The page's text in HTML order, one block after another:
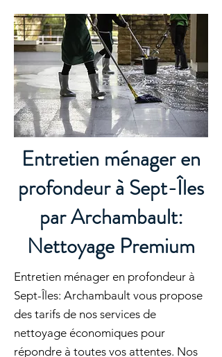
Entretien ménager en
profondeur à Sept-Îles
par Archambault:
Nettoyage Premium
Entretien ménager en profondeur à
Sept-Îles: Archambault vous propose
des tarifs de nos services de
nettoyage économiques pour
répondre à toutes vos attentes. Nos